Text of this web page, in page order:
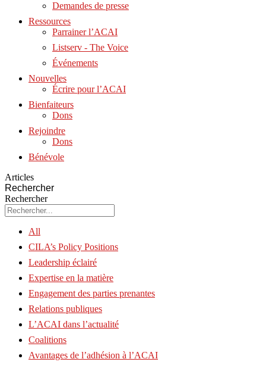
Demandes de presse
Ressources
Parrainer l’ACAI
Listserv - The Voice
Événements
Nouvelles
Écrire pour l’ACAI
Bienfaiteurs
Dons
Rejoindre
Dons
Bénévole
Articles
Rechercher
Rechercher
All
CILA’s Policy Positions
Leadership éclairé
Expertise en la matière
Engagement des parties prenantes
Relations publiques
L’ACAI dans l’actualité
Coalitions
Avantages de l’adhésion à l’ACAI